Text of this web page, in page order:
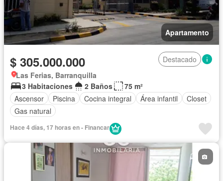
Apartamento
$ 305.000.000
Destacado
Las Ferias, Barranquilla
3 Habitaciones
2 Baños
75 m²
Ascensor
Piscina Cocina integral Área infantil
Closet
Gas natural
Hace 4 días, 17 horas en - Financar